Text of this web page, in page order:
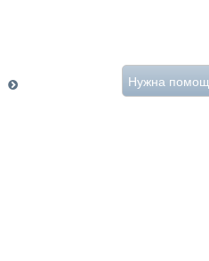
Нужна